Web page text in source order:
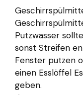
Putzwasser
sonst Streifen
Fenster putzen
einen Esslöffel
geben.